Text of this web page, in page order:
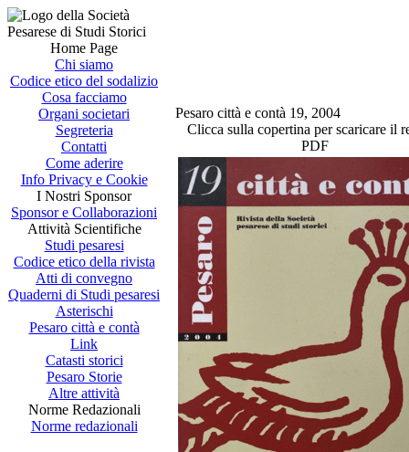
Home Page
Chi siamo
Codice etico del sodalizio
Cosa facciamo
Organi societari
Segreteria
Contatti
Come aderire
Info Privacy e Cookie
I Nostri Sponsor
Sponsor e Collaborazioni
Attività Scientifiche
Studi pesaresi
Codice etico della rivista
Atti di convegno
Quaderni di Studi pesaresi
Asterischi
Pesaro città e contà
Link
Catasti storici
Pesaro Storie
Altre attività
Norme Redazionali
Norme redazionali
Pesaro città e contà 19, 2004
Clicca sulla copertina per scaricare il
PDF